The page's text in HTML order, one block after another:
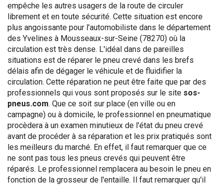
empêche les autres usagers de la route de circuler
librement et en toute sécurité. Cette situation est encore
plus angoissante pour l'automobiliste dans le département
des Yvelines à Mousseaux-sur-Seine (78270) où la
circulation est très dense. L'idéal dans de pareilles
situations est de réparer le pneu crevé dans les brefs
délais afin de dégager le véhicule et de fluidifier la
circulation. Cette réparation ne peut être faite que par des
professionnels qui vous sont proposés sur le site sos-
pneus.com. Que ce soit sur place (en ville ou en
campagne) ou à domicile, le professionnel en pneumatique
procèdera à un examen minutieux de l'état du pneu crevé
avant de procéder à sa réparation et les prix pratiqués sont
les meilleurs du marché. En effet, il faut remarquer que ce
ne sont pas tous les pneus crevés qui peuvent être
réparés. Le professionnel remplacera au besoin le pneu en
fonction de la grosseur de l'entaille. Il faut remarquer qu'il